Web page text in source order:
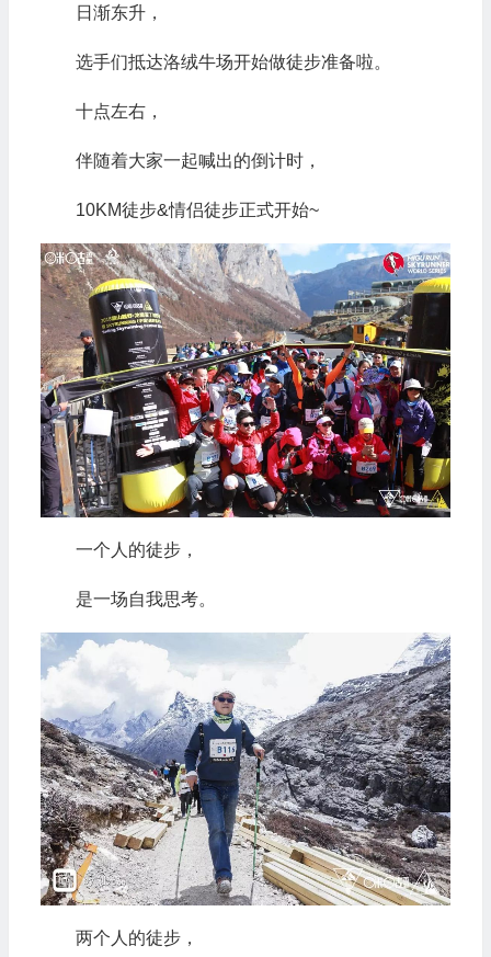
日渐东升，
选手们抵达洛绒牛场开始做徒步准备啦。
十点左右，
伴随着大家一起喊出的倒计时，
10KM徒步&情侣徒步正式开始~
一个人的徒步，
是一场自我思考。
两个人的徒步，